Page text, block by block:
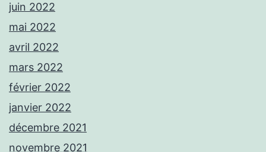
juin 2022
mai 2022
avril 2022
mars 2022
février 2022
janvier 2022
décembre 2021
novembre 2021